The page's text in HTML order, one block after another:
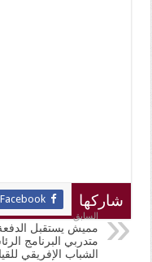
شاركها Facebook
السابق
مميش يستقبل
متدربي البرنامج
الشباب الإفريقي